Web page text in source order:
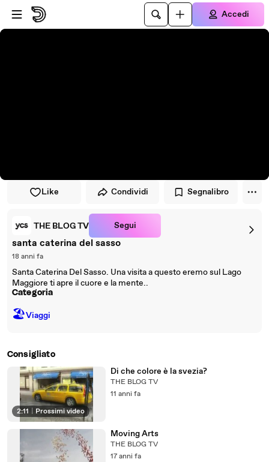
Vai al lettore
Passa al contenuto principale
Accedi
Like Condividi Segnalibro
THE BLOG TV Segui
santa caterina del sasso
18 anni fa
Santa Caterina Del Sasso. Una visita a questo eremo sul Lago
Maggiore ti apre il cuore e la mente..
Categoria
🏖Viaggi
Consigliato
2:11 Prossimi video
Di che colore è la svezia?
THE BLOG TV
11 anni fa
Moving Arts
THE BLOG TV
17 anni fa